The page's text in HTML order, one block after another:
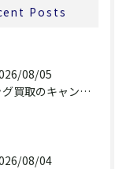
Posts
08/05
バッグ買取のキャンペーンで奈良県橿原市でお得に売るための条件と注意点徹底ガイド
08/04